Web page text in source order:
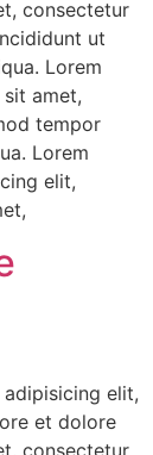
consectetur
ut
Lorem
amet,
tempor
Lorem
elit,
elit,
et dolore